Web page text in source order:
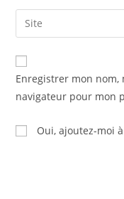
comment
email
address
comment
Saisir
l’URL
de
votre
(facultatif)
Enregistrer mon
navigateur pour mon
Oui, ajoutez-moi